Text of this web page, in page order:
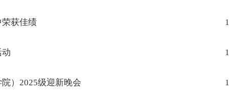
获佳绩
）2025级迎新晚会